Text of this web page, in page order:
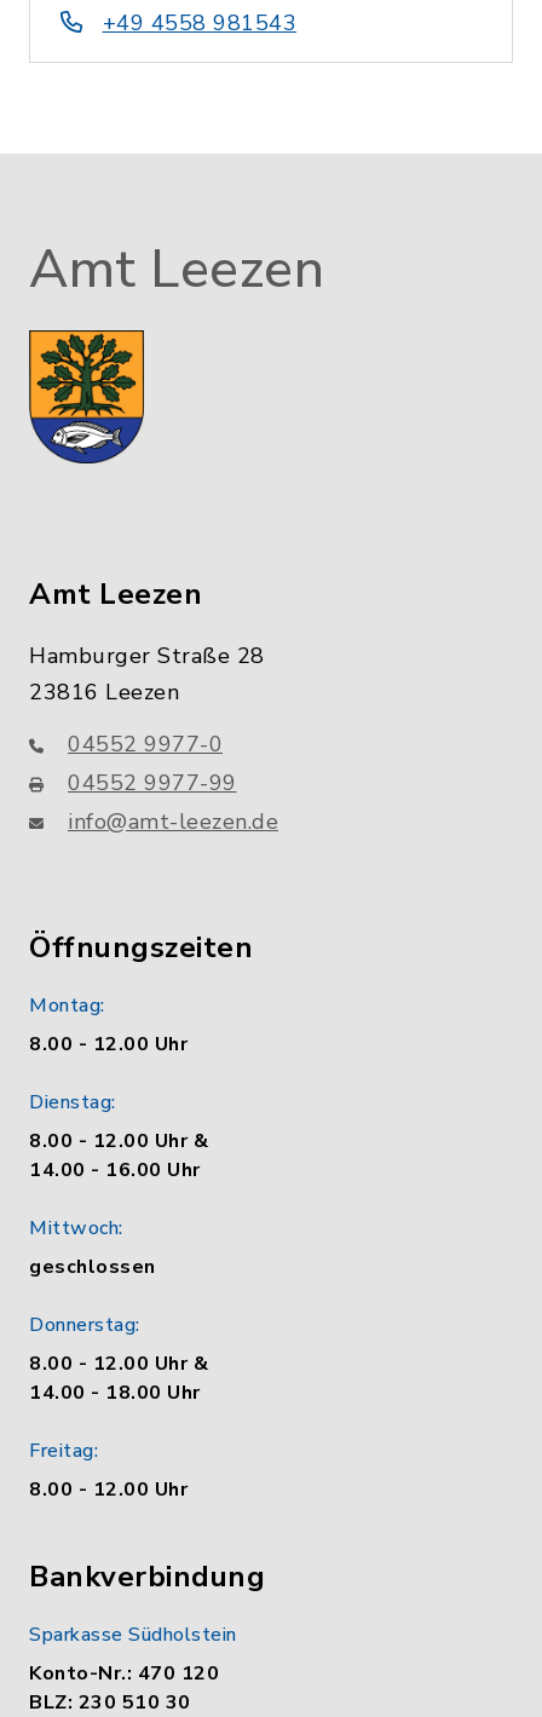
+49 4558 981543
Amt Leezen
Amt Leezen
Hamburger Straße 28
23816 Leezen
04552 9977-0
04552 9977-99
info@amt-leezen.de
Öffnungszeiten
Montag:
8.00 - 12.00 Uhr
Dienstag:
8.00 - 12.00 Uhr &
14.00 - 16.00 Uhr
Mittwoch:
geschlossen
Donnerstag:
8.00 - 12.00 Uhr &
14.00 - 18.00 Uhr
Freitag:
8.00 - 12.00 Uhr
Bankverbindung
Sparkasse Südholstein
Konto-Nr.: 470 120
BLZ: 230 510 30